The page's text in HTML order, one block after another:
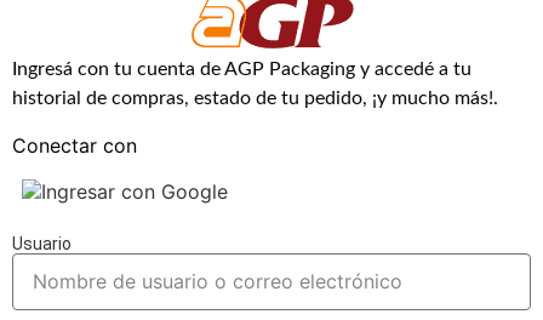
Ingresá con tu cuenta de AGP Packaging y accedé a tu
historial de compras, estado de tu pedido, ¡y mucho más!.
Conectar con
Ingresar con Google
Usuario